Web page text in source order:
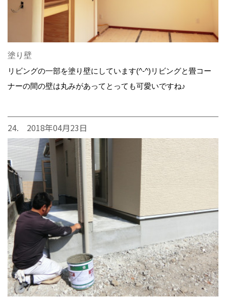
塗り壁
リビングの一部を塗り壁にしています(^-^)リビングと畳コー
ナーの間の壁は丸みがあってとっても可愛いですね♪
24. 2018年04月23日